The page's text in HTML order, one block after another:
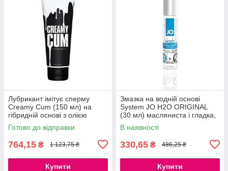
Лубрикант імітує сперму
Creamy Cum (150 мл) на
гібридній основі з олією
звіробою 777Store.com.ua
Готово до відправки
764,15 ₴ 1 123,75 ₴
Купити
Змазка на водній основі
System JO H2O ORIGINAL
(30 мл) масляниста і гладка,
рослинний гліцерин
777Store.com.ua
В наявності
330,65 ₴ 486,25 ₴
Купити